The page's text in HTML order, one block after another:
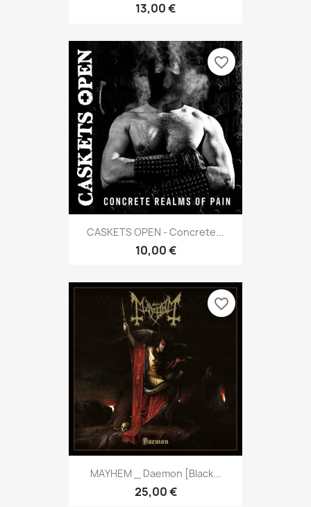
13,00 €
CASKETS OPEN - Concrete...
10,00 €
favorite_border
MAYHEM _ Daemon [Black...
25,00 €
favorite_border